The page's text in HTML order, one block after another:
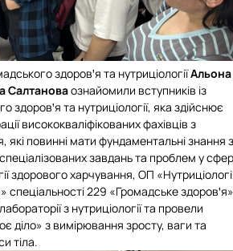
здоровꞌя та нутриціологіїАльона
Салтановаознайомили вступників із
та нутриціології, яка здійснює
висококваліфікованих фахівців з
які повинні мати фундаментальні знання з
завдань та проблем у
здорового харчування, ОП
спеціальності 229 «Громадське
з нутриціології та провели
діло» з вимірювання зросту, ваги та
тіла.